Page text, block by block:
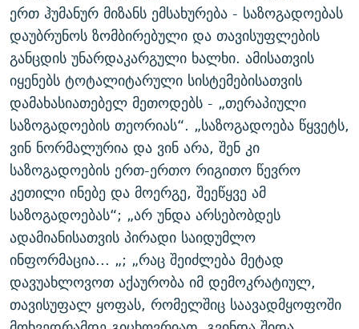
ერთ ჰუმანურ მიზანს ემსახურება - საზოგადოებას
დაუბრუნოს ზომბირებული და თავისუფლების
განცდის უნარდაკარგული ხალხი. ამისათვის
იყენებს ტოტალიტარული სისტემებისათვის
დამახასიათებელ მეთოდებს - „თერაპიული
საზოგადოების თეორიას“. „საზოგადოება წყვეტს,
ვინ ნორმალურია და ვინ არა, შენ კი
საზოგადოების ერთ-ერთო რიგითო წევრო
კეთილი ინებე და მოერგე, შეეწყვე ამ
საზოგადოებას“; „არ უნდა არსებობდეს
ადამიანისათვის პირადი საიდუმლო
ინფორმაცია... „; „რაც შეიძლება მეტად
დავუახლოვოთ აქაურობა იმ დემოკრატიულ,
თავისუფალ ყოფას, რომელშიც საავადმყოფოში